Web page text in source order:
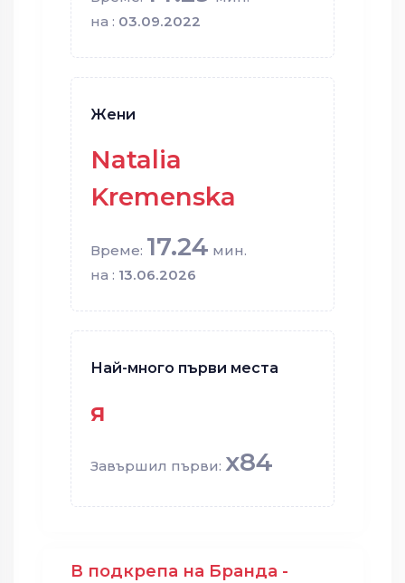
на : 03.09.2022
Жени
Natalia
Kremenska
Време: 17.24 мин.
на : 13.06.2026
Най-много първи места
я
Завършил първи: x84
В подкрепа на Бранда -